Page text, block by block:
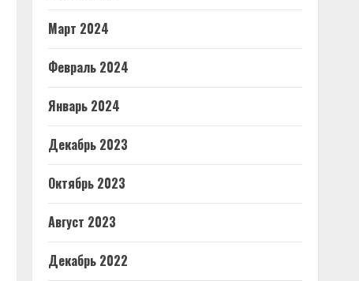
Март 2024
Февраль 2024
Январь 2024
Декабрь 2023
Октябрь 2023
Август 2023
Декабрь 2022